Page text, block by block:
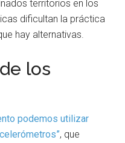
territorios en los
dificultan la práctica
hay alternativas.
los
podemos utilizar
, que